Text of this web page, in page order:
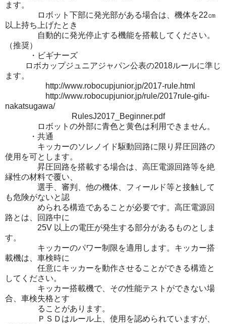
ます。
ロボット下部に発光部がある場合は、機体を22㎝
以上持ち上げたとき
自動的に発光停止する機能を搭載してください。
（推奨）
・ビギナーズ
ロボカップジュニアジャパン公表の2018ルールに準じ
ます。
http://www.robocupjunior.jp/2017-rule.html
http://www.robocupjunior.jp/rule/2017rule-gifu-
nakatsugawa/
RulesJ2017_Beginner.pdf
ロボットの外部に青色と黄色は利用できません。
・共通
キッカーのソレノイド駆動回路に限り昇圧回路の
使用を可とします。
昇圧回路を搭載する場合は、高圧電源回路等を絶
縁性の材料で覆い、
選手、審判、他の機体、フィールド等と接触して
も危険がないと認
められる構造であることが必要です。高圧電源回
路とは、回路中に
25V 以上の電圧が発生する部分があるものとしま
す。
キッカーのパワー制限を適用します。キッカー搭
載機は、車検時に
任意にキッカーを動作させることができる構造と
してください。
キッカー搭載機で、その性能テストができない場
合、車検失格とす
ることがあります。
ＰＳＤはルール上、使用を認められていますが、